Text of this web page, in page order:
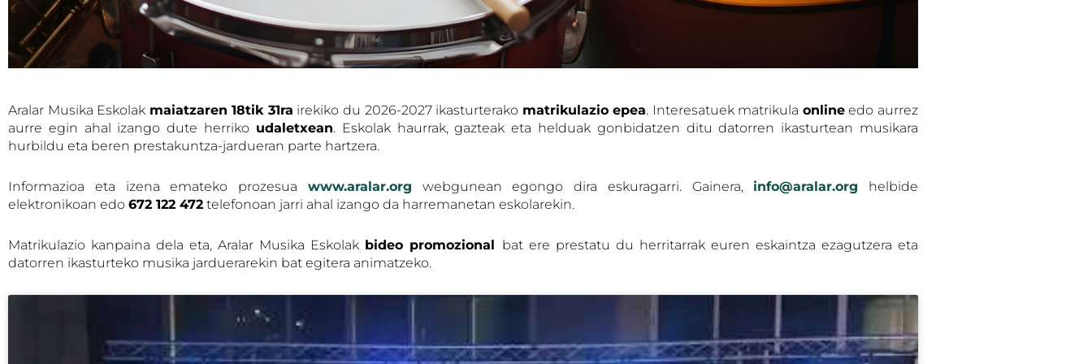
Aralar Musika Eskolak maiatzaren 18tik 31ra irekiko du 2026-2027 ikasturterako matrikulazio epea. Interesatuek matrikula onlineedo aurrez
aurre egin ahal izango dute herriko udaletxean. Eskolak haurrak, gazteak eta helduak gonbidatzen ditu datorren ikasturtean musikara
hurbildu eta beren prestakuntza-jardueran parte hartzera.
Informazioa eta izena emateko prozesua www.aralar.org webgunean egongo dira eskuragarri. Gainera, info@aralar.org helbide
elektronikoan edo 672 122 472 telefonoan jarri ahal izango da harremanetan eskolarekin.
Matrikulazio kanpaina dela eta, Aralar Musika Eskolak bideo promozional bat ere prestatu du herritarrak euren eskaintza ezagutzera eta
datorren ikasturteko musika jarduerarekin bat egitera animatzeko.